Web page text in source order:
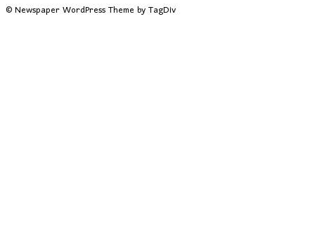
© Newspaper WordPress Theme by TagDiv